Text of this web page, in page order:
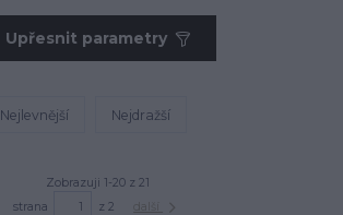
Upřesnit parametry
Nejlevnější Nejdražší
Zobrazuji 1-20 z 21
strana
z 2 další